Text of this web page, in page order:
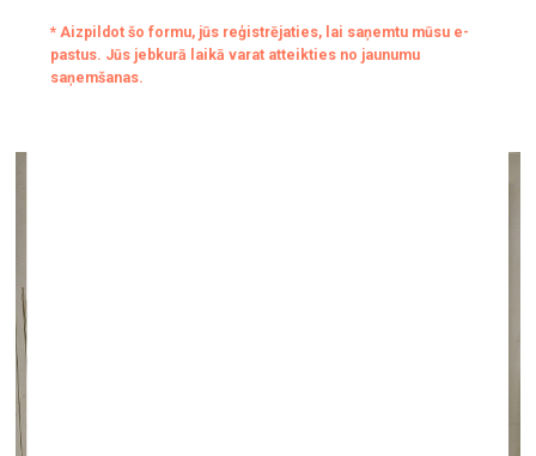
izstāžu cikla “Artefaktu konstrukcijas” ietvaros